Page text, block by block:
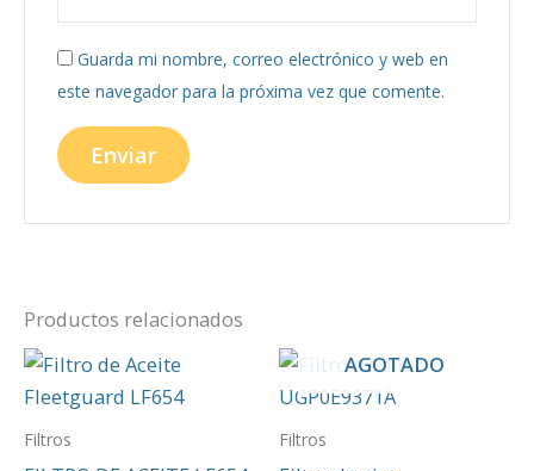
Guarda mi nombre, correo electrónico y web en
este navegador para la próxima vez que comente.
Productos relacionados
Filtros
AGOTADO
Filtros